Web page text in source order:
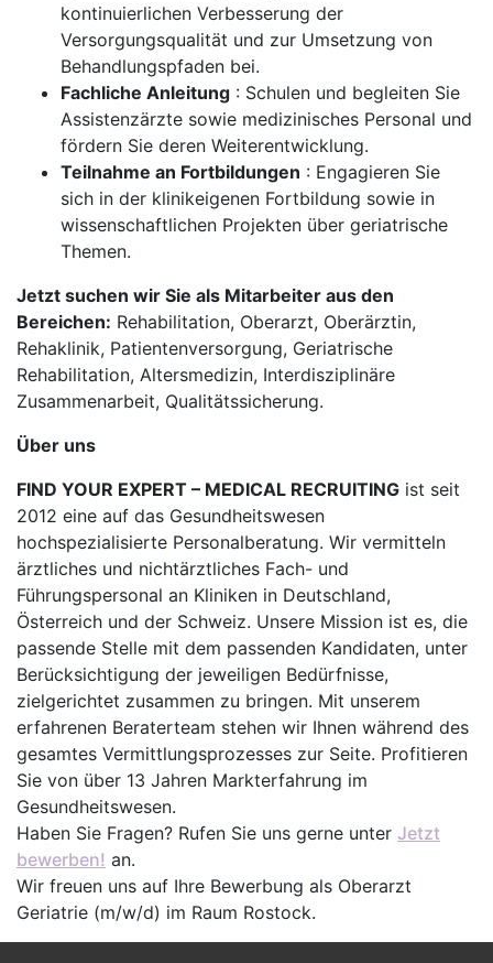
kontinuierlichen Verbesserung der
Versorgungsqualität und zur Umsetzung von
Behandlungspfaden bei.
Fachliche Anleitung : Schulen und begleiten Sie
Assistenzärzte sowie medizinisches Personal und
fördern Sie deren Weiterentwicklung.
Teilnahme an Fortbildungen : Engagieren Sie
sich in der klinikeigenen Fortbildung sowie in
wissenschaftlichen Projekten über geriatrische
Themen.
Jetzt suchen wir Sie als Mitarbeiter aus den
Bereichen: Rehabilitation, Oberarzt, Oberärztin,
Rehaklinik, Patientenversorgung, Geriatrische
Rehabilitation, Altersmedizin, Interdisziplinäre
Zusammenarbeit, Qualitätssicherung.
Über uns
FIND YOUR EXPERT – MEDICAL RECRUITING ist seit
2012 eine auf das Gesundheitswesen
hochspezialisierte Personalberatung. Wir vermitteln
ärztliches und nichtärztliches Fach- und
Führungspersonal an Kliniken in Deutschland,
Österreich und der Schweiz. Unsere Mission ist es, die
passende Stelle mit dem passenden Kandidaten, unter
Berücksichtigung der jeweiligen Bedürfnisse,
zielgerichtet zusammen zu bringen. Mit unserem
erfahrenen Beraterteam stehen wir Ihnen während des
gesamtes Vermittlungsprozesses zur Seite. Profitieren
Sie von über 13 Jahren Markterfahrung im
Gesundheitswesen.
Haben Sie Fragen? Rufen Sie uns gerne unter Jetzt
bewerben! an.
Wir freuen uns auf Ihre Bewerbung als Oberarzt
Geriatrie (m/w/d) im Raum Rostock.